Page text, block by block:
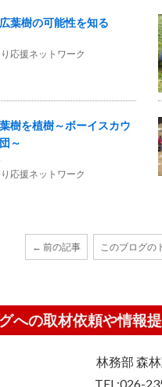
葉樹の可能性を知る
応援ネットワーク
樹を植樹～ボーイスカウ
～
応援ネットワーク
← 前の記事 このブログの
への取材依頼や情報
林務部 森
TEL:026-